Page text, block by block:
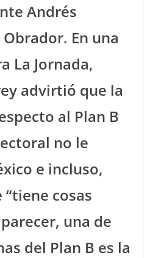
Andrés
En una
La Jornada,
advirtió que la
al Plan B
no le
e incluso,
cosas
una de
del Plan B es la